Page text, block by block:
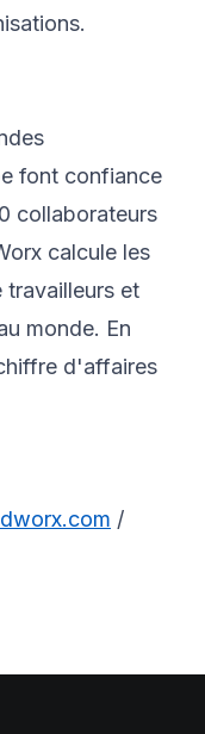
font confiance
collaborateurs
calcule les
travailleurs et
monde. En
d'affaires
/